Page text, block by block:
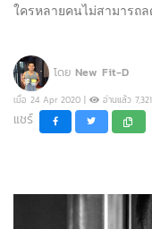
ใครหลายคนไม่สามารถ
โดย New Fit-D
เมื่อ 24 Apr 2020 | อ่านแล้ว
แชร์